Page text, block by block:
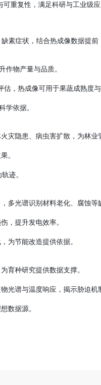
重复性，满足科研与工业级
素症状，结合热成像数据提
作物产量与品质。
，热成像可用于果蔬成熟度与
学依据。
灾隐患、病虫害扩散，为林业
。
迹。
多光谱识别材料老化、腐蚀等
，提升发电效率。
为节能改造提供依据。
育种研究提供数据支撑。
光谱与温度响应，揭示胁迫机
数据源。